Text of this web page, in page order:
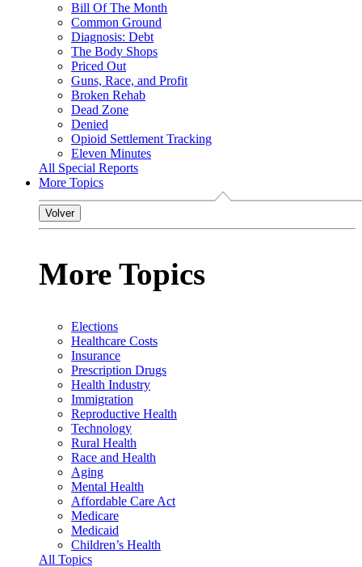
Bill Of The Month
Common Ground
Diagnosis: Debt
The Body Shops
Priced Out
Guns, Race, and Profit
Broken Rehab
Dead Zone
Denied
Opioid Settlement Tracking
Eleven Minutes
All Special Reports
More Topics
Volver
More Topics
Elections
Healthcare Costs
Insurance
Prescription Drugs
Health Industry
Immigration
Reproductive Health
Technology
Rural Health
Race and Health
Aging
Mental Health
Affordable Care Act
Medicare
Medicaid
Children’s Health
All Topics